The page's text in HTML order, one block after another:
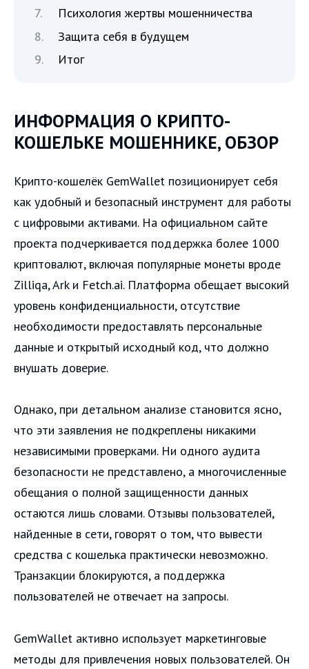
Психология жертвы мошенничества
Защита себя в будущем
Итог
ИНФОРМАЦИЯ О КРИПТО-
КОШЕЛЬКЕ МОШЕННИКЕ, ОБЗОР
Крипто-кошелёк GemWallet позиционирует себя
как удобный и безопасный инструмент для работы
с цифровыми активами. На официальном сайте
проекта подчеркивается поддержка более 1000
криптовалют, включая популярные монеты вроде
Zilliqa, Ark и Fetch.ai. Платформа обещает высокий
уровень конфиденциальности, отсутствие
необходимости предоставлять персональные
данные и открытый исходный код, что должно
внушать доверие.
Однако, при детальном анализе становится ясно,
что эти заявления не подкреплены никакими
независимыми проверками. Ни одного аудита
безопасности не представлено, а многочисленные
обещания о полной защищенности данных
остаются лишь словами. Отзывы пользователей,
найденные в сети, говорят о том, что вывести
средства с кошелька практически невозможно.
Транзакции блокируются, а поддержка
пользователей не отвечает на запросы.
GemWallet активно использует маркетинговые
методы для привлечения новых пользователей. Он